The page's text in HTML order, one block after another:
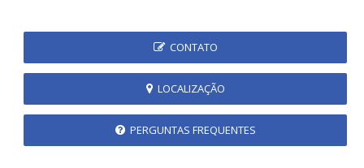
CONTATO
LOCALIZAÇÃO
PERGUNTAS FREQUENTES